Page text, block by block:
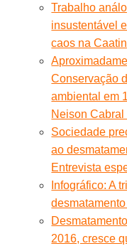
Trabalho
insustentável
caos na
Conservação
ambiental em
Neison
Sociedade
ao
Entrevista
Infográfico: A
2016, cresce